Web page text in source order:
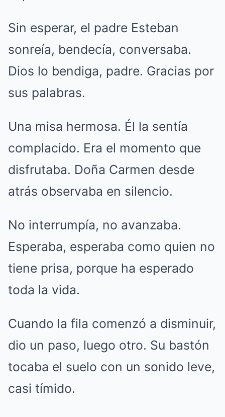
Sin esperar, el padre Esteban
sonreía, bendecía, conversaba.
Dios lo bendiga, padre. Gracias por
sus palabras.
Una misa hermosa. Él la sentía
complacido. Era el momento que
disfrutaba. Doña Carmen desde
atrás observaba en silencio.
No interrumpía, no avanzaba.
Esperaba, esperaba como quien no
tiene prisa, porque ha esperado
toda la vida.
Cuando la fila comenzó a disminuir,
dio un paso, luego otro. Su bastón
tocaba el suelo con un sonido leve,
casi tímido.